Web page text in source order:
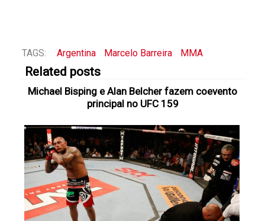
TAGS: Argentina Marcelo Barreira MMA
Related posts
Michael Bisping e Alan Belcher fazem coevento
principal no UFC 159